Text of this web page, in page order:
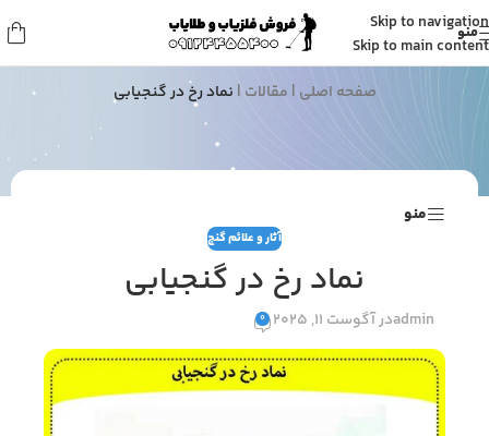
Skip to navigation
Skip to main content
منو مقالات
صفحه اصلی | مقالات | نماد رخ در گنجیابی
منو
آثار و علائم گنج
نماد رخ در گنجیابی
adminدر آگوست 11, 2025 0